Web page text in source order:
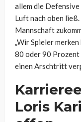
allem die
Luft nach oben
Mannschaft
„Wir Spieler
80 oder 90
einen Arschtritt
Loris